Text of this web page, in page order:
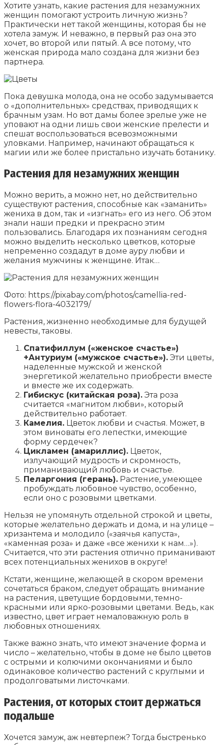
Хотите узнать, какие растения для незамужних
женщин помогают устроить личную жизнь?
Практически нет такой женщины, которая бы не
хотела замуж. И неважно, в первый раз она это
хочет, во второй или пятый. А все потому, что
женская природа мало создана для жизни без
партнера.
Пока девушка молода, она не особо задумывается
о «дополнительных» средствах, приводящих к
брачным узам. Но вот дамы более зрелые уже не
уповают на одни лишь свои женские прелести и
спешат воспользоваться всевозможными
уловками. Например, начинают обращаться к
магии или же более пристально изучать ботанику.
Растения для незамужних женщин
Можно верить, а можно нет, но действительно
существуют растения, способные как «заманить»
жениха в дом, так и «изгнать» его из него. Об этом
знали наши предки и прекрасно этим
пользовались. Благодаря их познаниям сегодня
можно выделить несколько цветков, которые
непременно создадут в доме ауру любви и
желания мужчины к женщине. Итак…
Фото: https://pixabay.com/photos/camellia-red-
flowers-flora-4032179/
Растения, жизненно необходимые для будущей
невесты, таковы.
Спатифиллум («женское счастье»)
+Антуриум («мужское счастье»). Эти цветы,
наделенные мужской и женской
энергетикой желательно приобрести вместе
и вместе же их содержать.
Гибискус (китайская роза). Эта роза
считается «магнитом любви», который
действительно работает.
Камелия. Цветок любви и счастья. Может, в
этом виноваты его лепестки, имеющие
форму сердечек?
Цикламен (амариллис). Цветок,
излучающий мудрость и скромность,
приманивающий любовь и счастье.
Пеларгония (герань). Растение, умеющее
пробуждать любовное чувство, особенно,
если оно с розовыми цветками.
Нельзя не упомянуть отдельной строкой и цветы,
которые желательно держать и дома, и на улице –
хризантема и молодило («заячья капуста»,
«каменная роза» и даже «все женихи к нам…»).
Считается, что эти растения отлично приманивают
всех потенциальных женихов в округе!
Кстати, женщине, желающей в скором времени
сочетаться браком, следует обращать внимание
на растения, цветущие бордовыми, темно-
красными или ярко-розовыми цветами. Ведь, как
известно, цвет играет немаловажную роль в
любовных отношениях.
Также важно знать, что имеют значение форма и
число – желательно, чтобы в доме не было цветов
с острыми и колючими окончаниями и было
одинаковое количество растений с круглыми и
продолговатыми листочками.
Растения, от которых стоит держаться
подальше
Хочется замуж, аж невтерпеж? Тогда быстренько